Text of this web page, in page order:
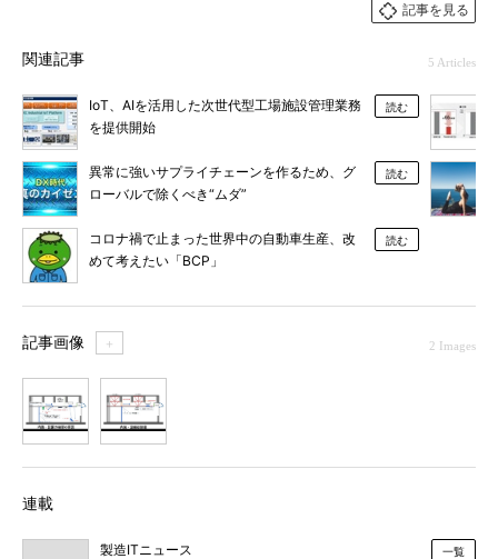
記事を見る
関連記事 5 Articles
IoT、AIを活用した次世代型工場施設管理業務
を提供開始
読む
異常に強いサプライチェーンを作るため、グ
ローバルで除くべき“ムダ”
読む
コロナ禍で止まった世界中の自動車生産、改
めて考えたい「BCP」
読む
記事画像 ＋ 2 Images
連載
製造ITニュース 一覧